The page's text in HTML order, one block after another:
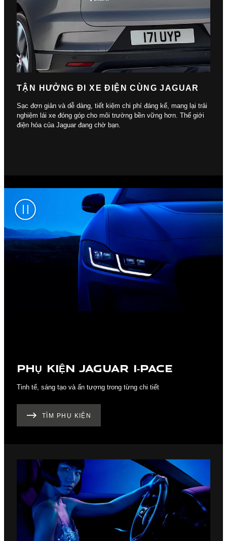
TẬN HƯỞNG ĐI XE ĐIỆN CÙNG JAGUAR
Sạc đơn giản và dễ dàng, tiết kiệm chi phí đáng kể, mang lại trải
nghiệm lái xe đóng góp cho môi trường bền vững hơn. Thế giới
điện hóa của Jaguar đang chờ bạn.
PHỤ KIỆN JAGUAR I‑PACE
Tinh tế, sáng tạo và ấn tượng trong từng chi tiết
TÌM PHỤ KIỆN